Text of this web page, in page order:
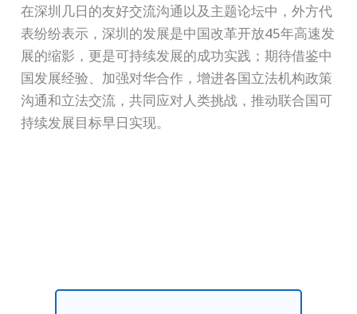
在深圳几日的友好交流沟通以及主题论坛中，外方代
表纷纷表示，深圳的发展是中国改革开放45年高速发
展的缩影，更是可持续发展的成功实践；期待借鉴中
国发展经验、加强对华合作，增进各国立法机构政策
沟通和立法交流，共同应对人类挑战，推动联合国可
持续发展目标早日实现。